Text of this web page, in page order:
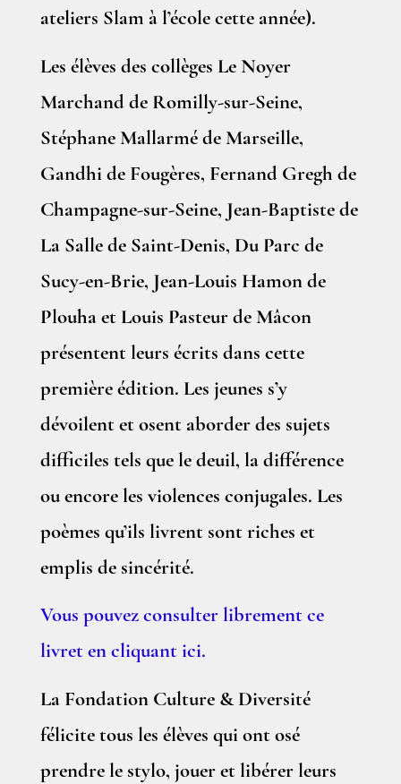
ateliers Slam à l’école cette année).
Les élèves des collèges Le Noyer
Marchand de Romilly-sur-Seine,
Stéphane Mallarmé de Marseille,
Gandhi de Fougères, Fernand Gregh de
Champagne-sur-Seine, Jean-Baptiste de
La Salle de Saint-Denis, Du Parc de
Sucy-en-Brie, Jean-Louis Hamon de
Plouha et Louis Pasteur de Mâcon
présentent leurs écrits dans cette
première édition. Les jeunes s’y
dévoilent et osent aborder des sujets
difficiles tels que le deuil, la différence
ou encore les violences conjugales. Les
poèmes qu’ils livrent sont riches et
emplis de sincérité.
Vous pouvez consulter librement ce
livret en cliquant ici.
La Fondation Culture & Diversité
félicite tous les élèves qui ont osé
prendre le stylo, jouer et libérer leurs